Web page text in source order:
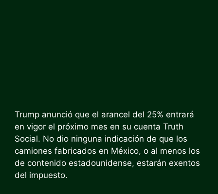
Trump anunció que el arancel del 25% entrará
en vigor el próximo mes en su cuenta Truth
Social. No dio ninguna indicación de que los
camiones fabricados en México, o al menos los
de contenido estadounidense, estarán exentos
del impuesto.